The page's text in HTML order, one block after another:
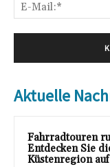
Aktuelle
Fahrradtouren
Entdecken Sie
Küstenregion